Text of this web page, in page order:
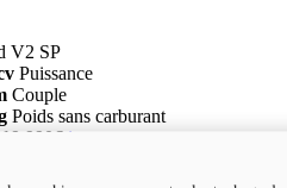
V2 SP
Puissance
Couple
Poids sans carburant
990€ i